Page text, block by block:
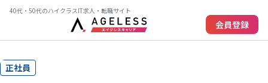
40代・50代のハイクラスIT求人・転職サイト
会員登録
正社員